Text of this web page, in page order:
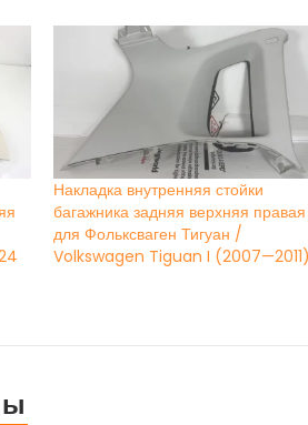
Накладка внутренняя стойки
багажника задняя верхняя правая
для Фольксваген Тигуан /
Volkswagen Tiguan I